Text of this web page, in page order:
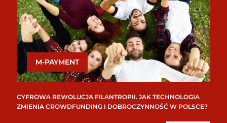
M-PAYMENT
CYFROWA REWOLUCJA FILANTROPII. JAK TECHNOLOGIA
ZMIENIA CROWDFUNDING I DOBROCZYNNOŚĆ W POLSCE?